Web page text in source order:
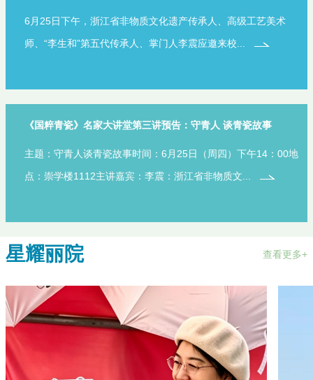
6月25日下午，浙江省非物质文化遗产传承人、高级工艺美术
师、“李生和”第五代传承人、掌门人李震应邀来校...
《国粹青瓷》名家大讲堂第三讲预告：守青人 谈青瓷故事
主题：守青人谈青瓷故事时间：6月25日（周四）下午14：00地
点：崇学楼1112主讲嘉宾：李震：浙江省非物质文...
星耀丽院 查看更多+